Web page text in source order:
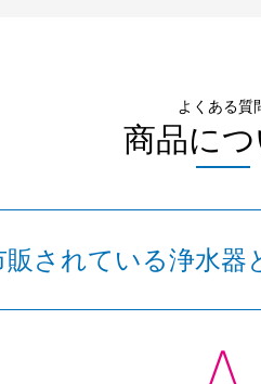
よくある質
商品に
販されている浄水器